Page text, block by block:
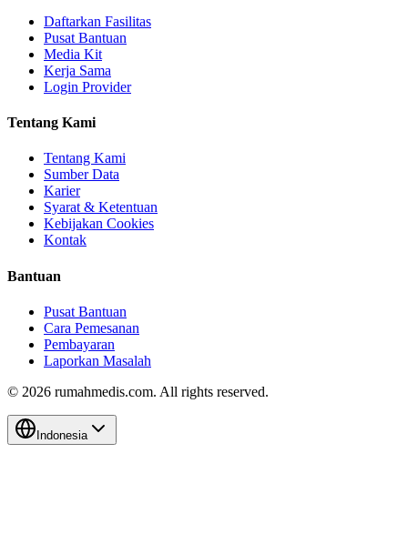
Daftarkan Fasilitas
Pusat Bantuan
Media Kit
Kerja Sama
Login Provider
Tentang Kami
Tentang Kami
Sumber Data
Karier
Syarat & Ketentuan
Kebijakan Cookies
Kontak
Bantuan
Pusat Bantuan
Cara Pemesanan
Pembayaran
Laporkan Masalah
© 2026 rumahmedis.com. All rights reserved.
Indonesia